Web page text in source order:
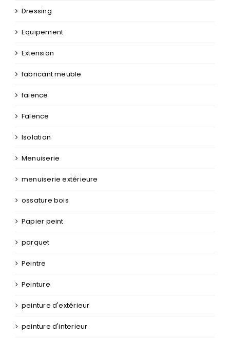
Dressing
Equipement
Extension
fabricant meuble
faience
Faïence
Isolation
Menuiserie
menuiserie extérieure
ossature bois
Papier peint
parquet
Peintre
Peinture
peinture d'extérieur
peinture d'interieur